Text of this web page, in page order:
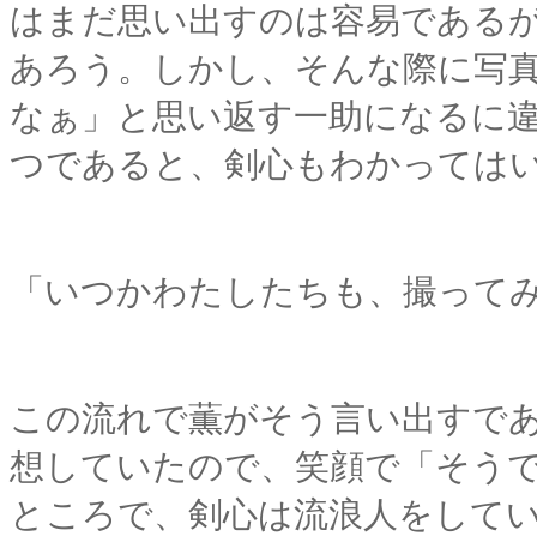
はまだ思い出すのは容易である
あろう。しかし、そんな際に写
なぁ」と思い返す一助になるに
つであると、剣心もわかって
「いつかわたしたちも、撮って
この流れで薫がそう言い出すで
想していたので、笑顔で「そう
ところで、剣心は流浪人をして